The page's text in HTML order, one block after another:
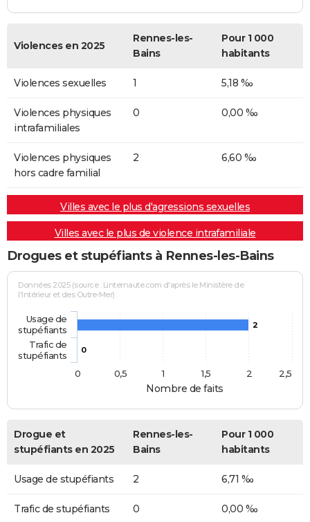
Violences en 2025
Rennes-les-
Bains
Pour 1 000
habitants
Violences sexuelles 1 5,18 ‰
Violences physiques
intrafamiliales
0 0,00 ‰
Violences physiques
hors cadre familial
2 6,60 ‰
Villes avec le plus d'agressions sexuelles
Villes avec le plus de violence intrafamiliale
Drogues et stupéfiants à Rennes-les-Bains
Nombre de faits
Données 2025 (source : Linternaute.com d'après le Ministère de
l'Intérieur et des Outre-Mer)
2
0
Usage de
stupéfiants
Trafic de
stupéfiants
0
0,5 1 1,5 2 2,5
Drogue et
stupéfiants en 2025
Rennes-les-
Bains
Pour 1 000
habitants
Usage de stupéfiants 2 6,71 ‰
Trafic de stupéfiants 0 0,00 ‰